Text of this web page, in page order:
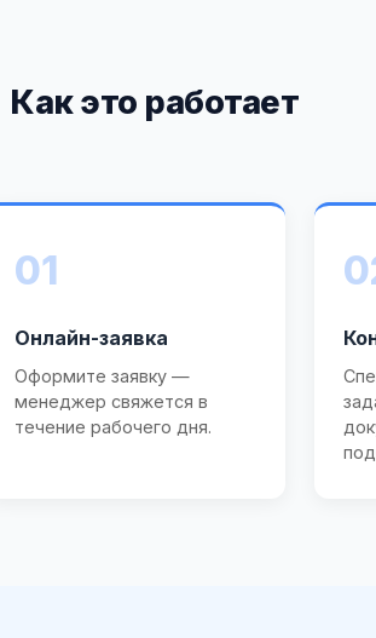
Как это работает
01
Онлайн-заявка
Оформите заявку —
менеджер свяжется в
течение рабочего дня.